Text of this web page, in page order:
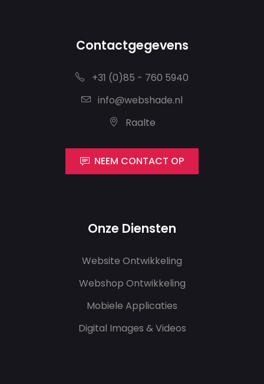
Contactgegevens
+31 (0)85 - 760 5940
info@webshade.nl
Raalte
NEEM CONTACT OP
Onze Diensten
Website Ontwikkeling
Webshop Ontwikkeling
Mobiele Applicaties
Digital Images & Videos